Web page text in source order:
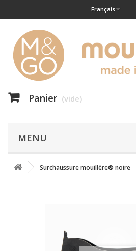
Français
Panier (vide)
MENU
Surchaussure mouillère® noire